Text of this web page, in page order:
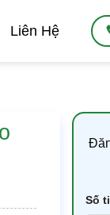
Liên Hệ
Số